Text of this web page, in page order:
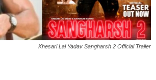
Khesari Lal Yadav Sangharsh 2 Official Trailer